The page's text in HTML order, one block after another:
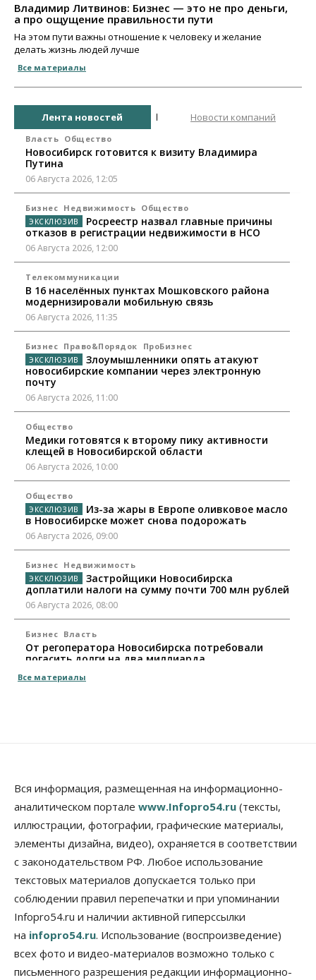
Владимир Литвинов: Бизнес — это не про деньги,
а про ощущение правильности пути
На этом пути важны отношение к человеку и желание
делать жизнь людей лучше
Все материалы
Лента новостей Новости компаний
Власть Общество
Новосибирск готовится к визиту Владимира
Путина
06 Августа 2026, 12:05
Бизнес Недвижимость Общество
Росреестр назвал главные причины
отказов в регистрации недвижимости в НСО
06 Августа 2026, 12:00
Телекоммуникации
В 16 населённых пунктах Мошковского района
модернизировали мобильную связь
06 Августа 2026, 11:35
Бизнес Право&Порядок ПроБизнес
Злоумышленники опять атакуют
новосибирские компании через электронную
почту
06 Августа 2026, 11:00
Общество
Медики готовятся к второму пику активности
клещей в Новосибирской области
06 Августа 2026, 10:00
Общество
Из-за жары в Европе оливковое масло
в Новосибирске может снова подорожать
06 Августа 2026, 09:00
Бизнес Недвижимость
Застройщики Новосибирска
доплатили налоги на сумму почти 700 млн рублей
06 Августа 2026, 08:00
Бизнес Власть
От регоператора Новосибирска потребовали
погасить долги на два миллиарда
05 Августа 2026, 19:00
В мэрии Новосибирска объяснили ситуацию с
пешеходной зоной на улице Ленина
05 Августа 2026, 18:00
Бизнес Власть
Независимые АЗС Новосибирска
получают до 20% топлива, прописанного в
контрактах
05 Августа 2026, 17:00
Власть
Губернатор поблагодарил новосибирских
строителей за вклад в развитие региона
05 Августа 2026, 16:40
Все материалы
Вся информация, размещенная на информационно-
аналитическом портале www.Infopro54.ru (тексты,
иллюстрации, фотографии, графические материалы,
элементы дизайна, видео), охраняется в соответствии
с законодательством РФ. Любое использование
текстовых материалов допускается только при
соблюдении правил перепечатки и при упоминании
Infopro54.ru и наличии активной гиперссылки
на infopro54.ru. Использование (воспроизведение)
всех фото и видео-материалов возможно только с
письменного разрешения редакции информационно-